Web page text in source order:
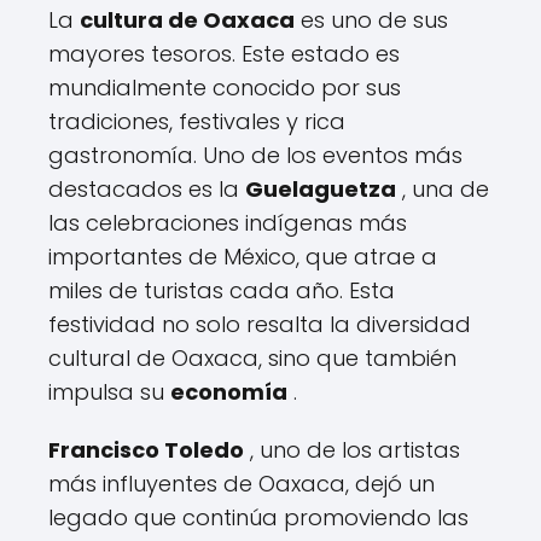
La cultura de Oaxaca es uno de sus
mayores tesoros. Este estado es
mundialmente conocido por sus
tradiciones, festivales y rica
gastronomía. Uno de los eventos más
destacados es la Guelaguetza , una de
las celebraciones indígenas más
importantes de México, que atrae a
miles de turistas cada año. Esta
festividad no solo resalta la diversidad
cultural de Oaxaca, sino que también
impulsa su economía .
Francisco Toledo , uno de los artistas
más influyentes de Oaxaca, dejó un
legado que continúa promoviendo las